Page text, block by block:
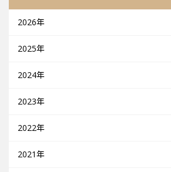
2026年
2025年
2024年
2023年
2022年
2021年